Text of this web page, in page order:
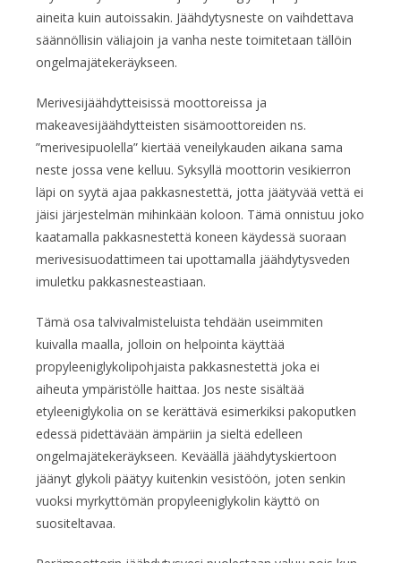
aineita kuin autoissakin. Jäähdytysneste on vaihdettava
säännöllisin väliajoin ja vanha neste toimitetaan tällöin
ongelmajätekeräykseen.
Merivesijäähdytteisissä moottoreissa ja
makeavesijäähdytteisten sisämoottoreiden ns.
”merivesipuolella” kiertää veneilykauden aikana sama
neste jossa vene kelluu. Syksyllä moottorin vesikierron
läpi on syytä ajaa pakkasnestettä, jotta jäätyvää vettä ei
jäisi järjestelmän mihinkään koloon. Tämä onnistuu joko
kaatamalla pakkasnestettä koneen käydessä suoraan
merivesisuodattimeen tai upottamalla jäähdytysveden
imuletku pakkasnesteastiaan.
Tämä osa talvivalmisteluista tehdään useimmiten
kuivalla maalla, jolloin on helpointa käyttää
propyleeniglykolipohjaista pakkasnestettä joka ei
aiheuta ympäristölle haittaa. Jos neste sisältää
etyleeniglykolia on se kerättävä esimerkiksi pakoputken
edessä pidettävään ämpäriin ja sieltä edelleen
ongelmajätekeräykseen. Keväällä jäähdytyskiertoon
jäänyt glykoli päätyy kuitenkin vesistöön, joten senkin
vuoksi myrkyttömän propyleeniglykolin käyttö on
suositeltavaa.